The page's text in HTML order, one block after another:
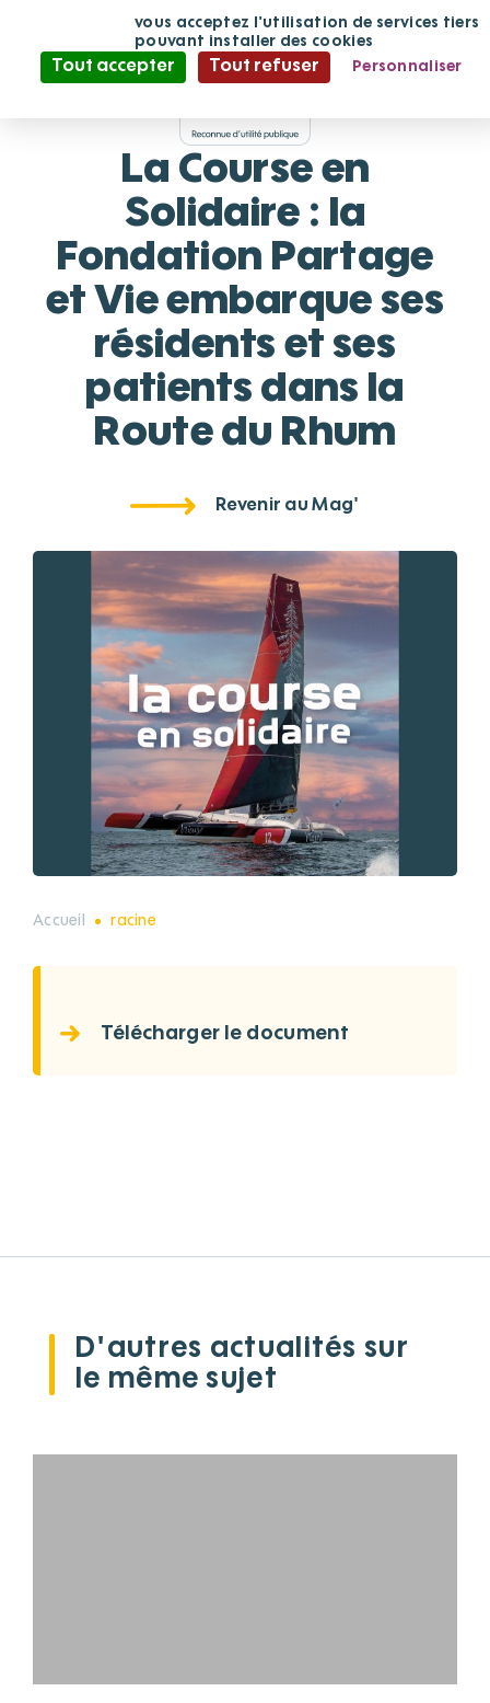
04/11/2022
Publication
La Course en
Solidaire : la
Fondation Partage
et Vie embarque ses
résidents et ses
patients dans la
Route du Rhum
Revenir au Mag'
Accueil racine
Télécharger le document
D'autres actualités sur
le même sujet
vous acceptez l'utilisation de services tiers
pouvant installer des cookies
Tout accepter Tout refuser
Personnaliser